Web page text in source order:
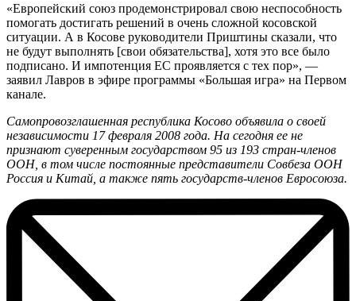
«Европейский союз продемонстрировал свою неспособность
помогать достигать решений в очень сложной косовской
ситуации. А в Косове руководители Приштины сказали, что
не будут выполнять [свои обязательства], хотя это все было
подписано. И импотенция ЕС проявляется с тех пор», —
заявил Лавров в эфире программы «Большая игра» на Первом
канале.
Cамопровозглашенная республика Косово объявила о своей
независимости 17 февраля 2008 года. На сегодня ее не
признают суверенным государством 95 из 193 стран-членов
ООН, в том числе постоянные представители Совбеза ООН
Россия и Китай, а также пять государств-членов Евросоюза.